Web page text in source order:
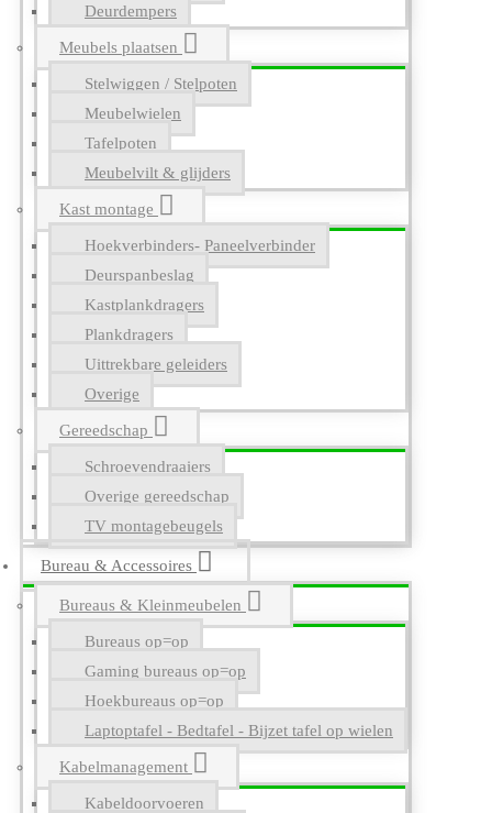
Deurdempers
Meubels plaatsen
Stelwiggen / Stelpoten
Meubelwielen
Tafelpoten
Meubelvilt & glijders
Kast montage
Hoekverbinders- Paneelverbinder
Deurspanbeslag
Kastplankdragers
Plankdragers
Uittrekbare geleiders
Overige
Gereedschap
Schroevendraaiers
Overige gereedschap
TV montagebeugels
Bureau & Accessoires
Bureaus & Kleinmeubelen
Bureaus op=op
Gaming bureaus op=op
Hoekbureaus op=op
Laptoptafel - Bedtafel - Bijzet tafel op wielen
Kabelmanagement
Kabeldoorvoeren